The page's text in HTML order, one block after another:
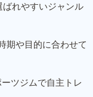
ばれやすいジャンル
期や目的に合わせて
ツジムで自主トレ